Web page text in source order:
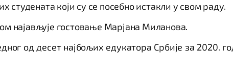
који су се посебно истакли у свом раду.
најављује гостовање Марјана Миланова.
од десет најбољих едукатора Србије за 2020.